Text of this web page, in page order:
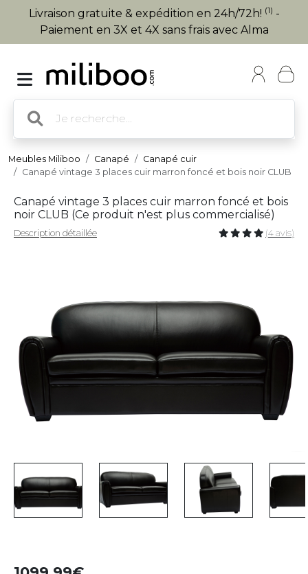
Livraison gratuite & expédition en 24h/72h! (1) -
Paiement en 3X et 4X sans frais avec Alma
Meubles Miliboo Canapé
Canapé cuir
Canapé vintage 3 places cuir marron foncé et bois noir CLUB
Canapé vintage 3 places cuir marron foncé et bois
noir CLUB (Ce produit n'est plus commercialisé)
Description détaillée (4 avis)